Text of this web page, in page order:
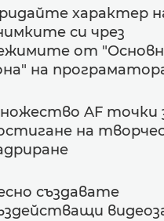
характер
си чрез
от
на
AF точки
на
създавате